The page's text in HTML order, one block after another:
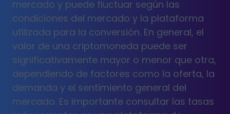
mercado y puede fluctuar según las
condiciones del mercado y la plataforma
utilizada para la conversión. En general, el
valor de una criptomoneda puede ser
significativamente mayor o menor que otra,
dependiendo de factores como la oferta, la
demanda y el sentimiento general del
mercado. Es importante consultar las tasas